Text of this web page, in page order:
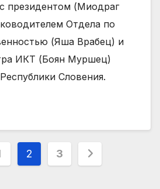
президентом (Миодраг
Отдела по
(Яша Врабец) и
ИКТ (Боян Муршец)
Словения.
2 3